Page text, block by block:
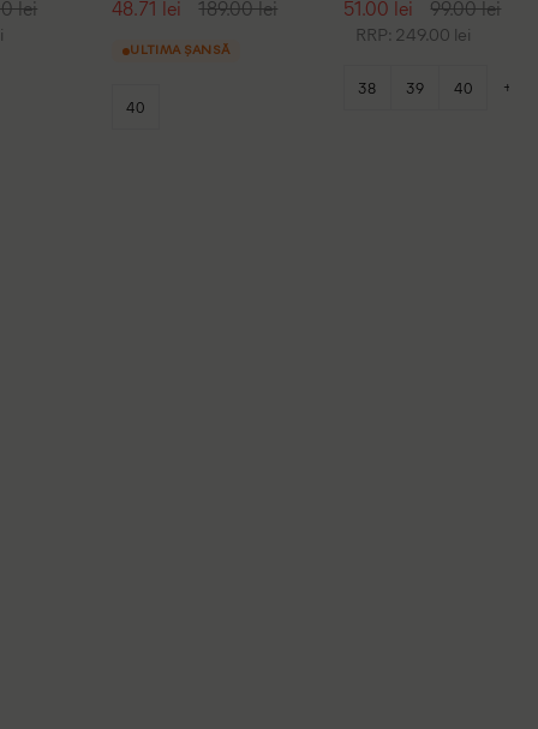
lei 48.71 lei 189.00 lei
ULTIMA ȘANSĂ
40
51.00 lei 99.00 lei
RRP: 249.00 lei
38 39 40 +1